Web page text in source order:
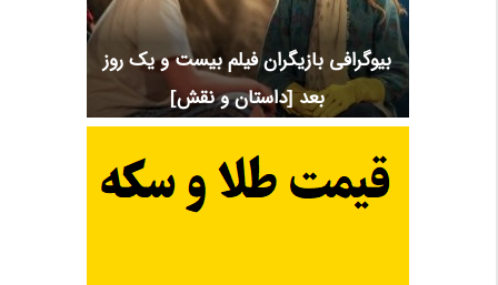
بیوگرافی بازیگران فیلم بیست و یک روز
بعد [داستان و نقش]